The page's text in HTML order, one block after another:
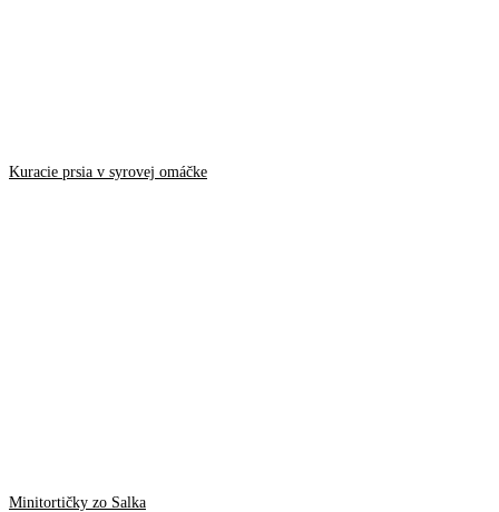
Kuracie prsia v syrovej omáčke
Minitortičky zo Salka